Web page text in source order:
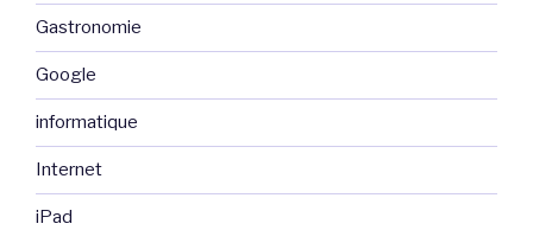
Gastronomie
Google
informatique
Internet
iPad